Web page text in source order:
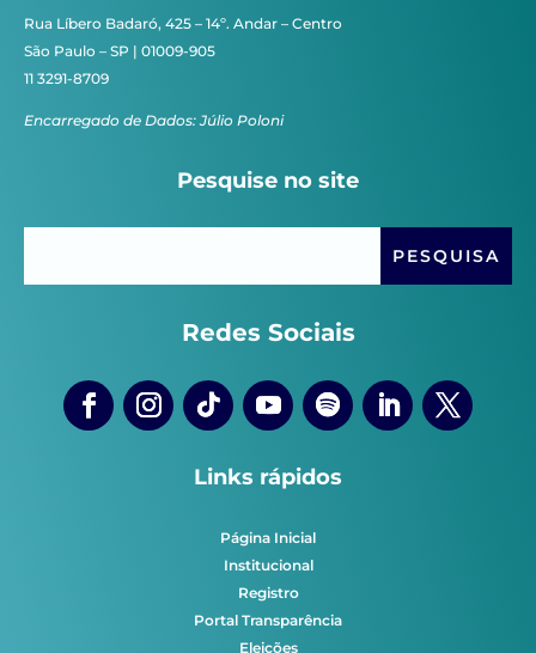
Rua Líbero Badaró, 425 – 14º. Andar – Centro
São Paulo – SP | 01009-905
11 3291-8709
Encarregado de Dados: Júlio Poloni
Pesquise no site
Redes Sociais
Links rápidos
Página Inicial
Institucional
Registro
Portal Transparência
Eleições